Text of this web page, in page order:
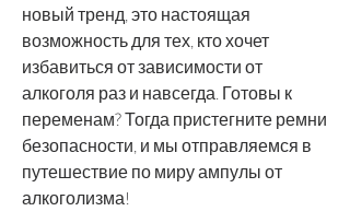
новый тренд, это настоящая
возможность для тех, кто хочет
избавиться от зависимости от
алкоголя раз и навсегда. Готовы к
переменам? Тогда пристегните ремни
безопасности, и мы отправляемся в
путешествие по миру ампулы от
алкоголизма!